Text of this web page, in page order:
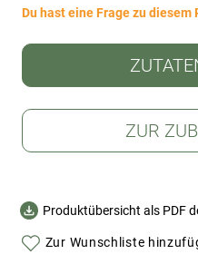
Du hast eine Frage zu diesem
ZUR
Produktübersicht als PDF
Zur Wunschliste